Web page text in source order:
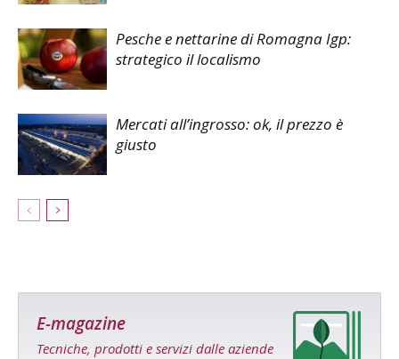
Pesche e nettarine di Romagna Igp:
strategico il localismo
Mercati all’ingrosso: ok, il prezzo è
giusto
E-magazine
Tecniche, prodotti e servizi dalle aziende